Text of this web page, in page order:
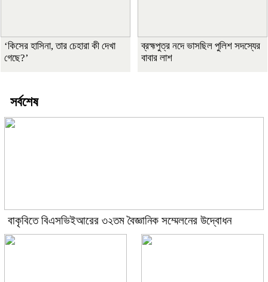
‘কিসের হাসিনা, তার চেহারা কী দেখা
গেছে?’
ব্রহ্মপুত্র নদে ভাসছিল পুলিশ সদস্যের
বাবার লাশ
সর্বশেষ
বাকৃবিতে বিএসভিইআরের ৩২তম বৈজ্ঞানিক সম্মেলনের উদ্বোধন